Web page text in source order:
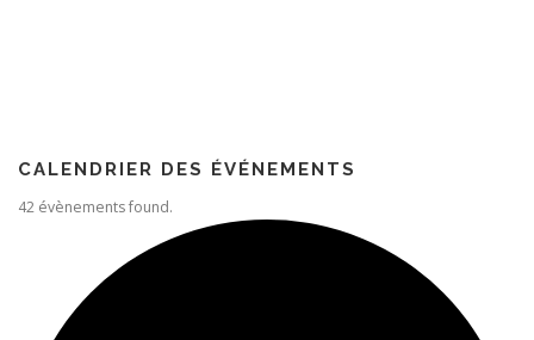
CALENDRIER DES ÉVÉNEMENTS
42 évènements found.